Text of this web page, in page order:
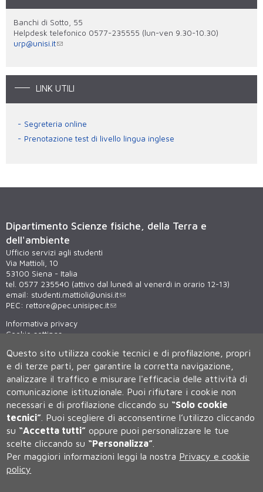
Banchi di Sotto, 55
Helpdesk telefonico 0577-235555 (lun-ven 9.30-10.30)
urp@unisi.it
LINK UTILI
Segreteria online
Prenotazione test di livello lingua inglese
Dipartimento Scienze fisiche, della Terra e
dell'ambiente
Ufficio servizi agli studenti
Via Mattioli, 10
53100 Siena - Italia
tel. 0577 235540 (attivo dal lunedì al venerdì in orario 12-13)
email: studenti.mattioli@unisi.it
PEC: rettore@pec.unisipec.it
Informativa privacy
Cookie settings
Virtual tour
WiFi - unisiWireless
Università degli Studi di Siena
Rettorato, via Banchi di Sotto 55, 53100 Siena ITALIA
P.IVA 00273530527 | C.F. 80002070524 | Caselle Pec:
Questo sito utilizza cookie tecnici e di profilazione, propri
e di terze parti, per garantire la corretta navigazione,
analizzare il traffico e misurare l'efficacia delle attività di
comunicazione istituzionale. Puoi rifiutare i cookie non
necessari e di profilazione cliccando su “Solo cookie
tecnici” Puoi scegliere di acconsentirne l’utilizzo cliccando
su “Accetta tutti” oppure puoi personalizzare le tue
scelte cliccando su “Personalizza”
Per maggiori informazioni leggi la nostra Privacy e cookie
policy